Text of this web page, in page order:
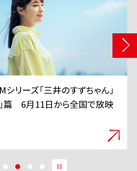
リーズ「三井のすずちゃん」
」篇 6月11日から全国で放映